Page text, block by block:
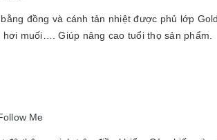
đồng và cánh tản nhiệt được phủ lớp
muối…. Giúp nâng cao tuổi thọ sản phẩm.
Me